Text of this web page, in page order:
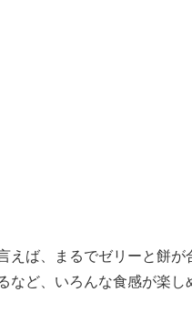
えば、まるでゼリーと餅
など、いろんな食感が楽し